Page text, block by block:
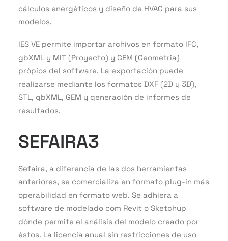
cálculos energéticos y diseño de HVAC para sus
modelos.
IES VE permite importar archivos en formato IFC,
gbXML y MIT (Proyecto) y GEM (Geometria)
pròpios del software. La exportación puede
realizarse mediante los formatos DXF (2D y 3D),
STL, gbXML, GEM y generación de informes de
resultados.
SEFAIRA3
Sefaira, a diferencia de las dos herramientas
anteriores, se comercializa en formato plug-in más
operabilidad en formato web. Se adhiera a
software de modelado com Revit o Sketchup
dónde permite el análisis del modelo creado por
éstos. La licencia anual sin restricciones de uso